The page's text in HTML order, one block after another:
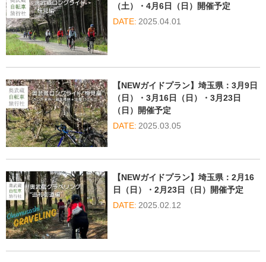
（土）・4月6日（日）開催予定
2025.04.01
【NEWガイドプラン】埼玉県：3月9日
（日）・3月16日（日）・3月23日
（日）開催予定
2025.03.05
【NEWガイドプラン】埼玉県：2月16
日（日）・2月23日（日）開催予定
2025.02.12